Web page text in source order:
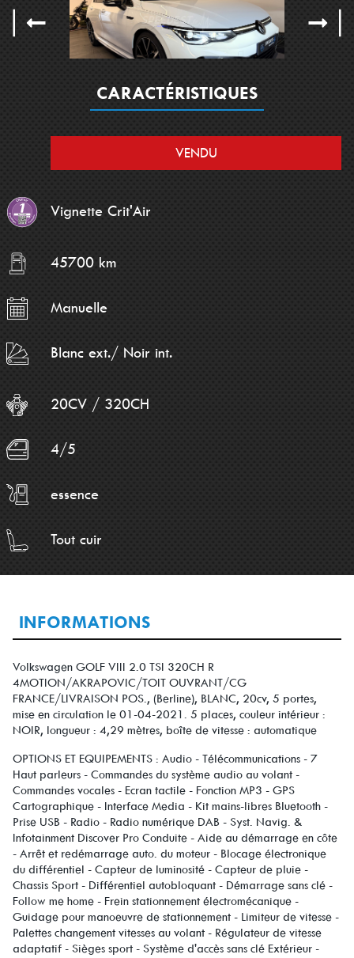
CARACTÉRISTIQUES
VENDU
Vignette Crit'Air
45700 km
Manuelle
Blanc ext./ Noir int.
20CV / 320CH
4/5
essence
Tout cuir
INFORMATIONS
Volkswagen GOLF VIII 2.0 TSI 320CH R
4MOTION/AKRAPOVIC/TOIT OUVRANT/CG
FRANCE/LIVRAISON POS., (Berline), BLANC, 20cv, 5 portes,
mise en circulation le 01-04-2021. 5 places, couleur intérieur :
NOIR, longueur : 4,29 mètres, boîte de vitesse : automatique
OPTIONS ET EQUIPEMENTS : Audio - Télécommunications - 7
Haut parleurs - Commandes du système audio au volant -
Commandes vocales - Ecran tactile - Fonction MP3 - GPS
Cartographique - Interface Media - Kit mains-libres Bluetooth -
Prise USB - Radio - Radio numérique DAB - Syst. Navig. &
Infotainment Discover Pro Conduite - Aide au démarrage en côte
- Arrêt et redémarrage auto. du moteur - Blocage électronique
du différentiel - Capteur de luminosité - Capteur de pluie -
Chassis Sport - Différentiel autobloquant - Démarrage sans clé -
Follow me home - Frein stationnement électromécanique -
Guidage pour manoeuvre de stationnement - Limiteur de vitesse -
Palettes changement vitesses au volant - Régulateur de vitesse
adaptatif - Sièges sport - Système d'accès sans clé Extérieur -